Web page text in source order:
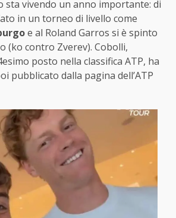
sta vivendo un anno importante: di
in un torneo di livello come
e al Roland Garros si è spinto
(ko contro Zverev). Cobolli,
posto nella classifica ATP, ha
pubblicato dalla pagina dell’ATP